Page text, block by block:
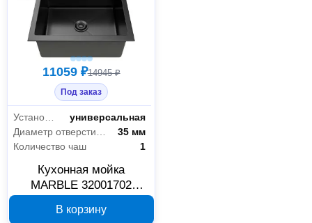
11059 ₽14945 ₽
Под заказ
универсальная
35 мм
Количество чаш
1
Кухонная мойка
MARBLE 32001702
нержавеющей стали с
В корзину